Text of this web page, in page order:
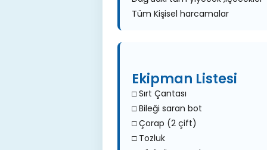
Tüm Kişisel harcamalar
Ekipman Listesi
□ Sırt Çantası
□ Bileği saran bot
□ Çorap (2 çift)
□ Tozluk